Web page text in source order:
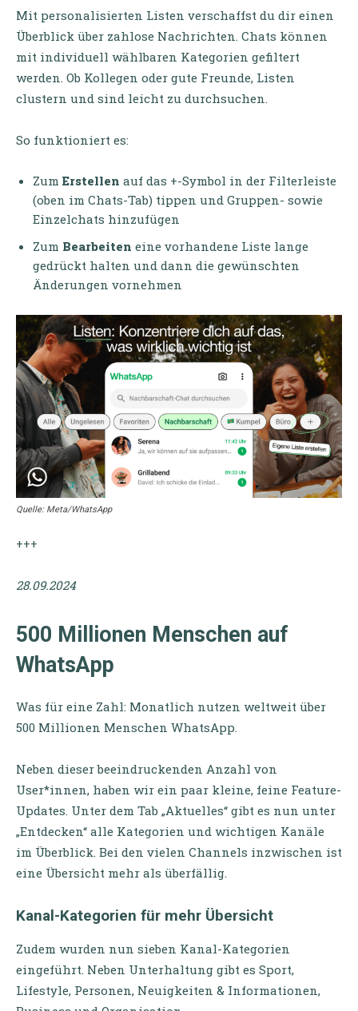
Mit personalisierten Listen verschaffst du dir einen
Überblick über zahlose Nachrichten. Chats können
mit individuell wählbaren Kategorien gefiltert
werden. Ob Kollegen oder gute Freunde, Listen
clustern und sind leicht zu durchsuchen.
So funktioniert es:
Zum Erstellen auf das +-Symbol in der Filterleiste
(oben im Chats-Tab) tippen und Gruppen- sowie
Einzelchats hinzufügen
Zum Bearbeiten eine vorhandene Liste lange
gedrückt halten und dann die gewünschten
Änderungen vornehmen
Quelle: Meta/WhatsApp
+++
28.09.2024
500 Millionen Menschen auf
WhatsApp
Was für eine Zahl: Monatlich nutzen weltweit über
500 Millionen Menschen WhatsApp.
Neben dieser beeindruckenden Anzahl von
User*innen, haben wir ein paar kleine, feine Feature-
Updates. Unter dem Tab „Aktuelles“ gibt es nun unter
„Entdecken“ alle Kategorien und wichtigen Kanäle
im Überblick. Bei den vielen Channels inzwischen ist
eine Übersicht mehr als überfällig.
Kanal-Kategorien für mehr Übersicht
Zudem wurden nun sieben Kanal-Kategorien
eingeführt. Neben Unterhaltung gibt es Sport,
Lifestyle, Personen, Neuigkeiten & Informationen,